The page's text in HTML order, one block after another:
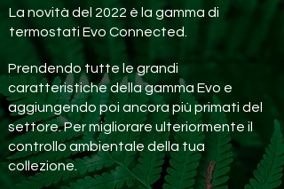
La novità del 2022 è la gamma di
termostati Evo Connected.
Prendendo tutte le grandi
caratteristiche della gamma Evo e
aggiungendo poi ancora più primati del
settore. Per migliorare ulteriormente il
controllo ambientale della tua
collezione.